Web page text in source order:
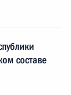
составе